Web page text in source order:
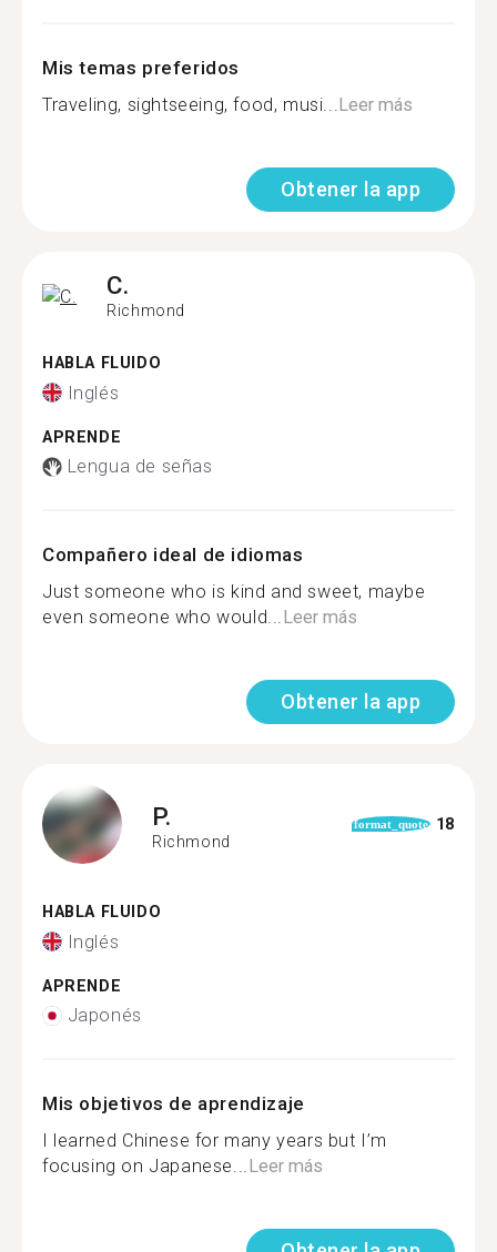
Mis temas preferidos
Traveling, sightseeing, food, musi...Leer más
Obtener la app
C.
Richmond
HABLA FLUIDO
Inglés
APRENDE
Lengua de señas
Compañero ideal de idiomas
Just someone who is kind and sweet, maybe
even someone who would...Leer más
Obtener la app
P.
Richmond
format_quote 18
HABLA FLUIDO
Inglés
APRENDE
Japonés
Mis objetivos de aprendizaje
I learned Chinese for many years but I’m
focusing on Japanese...Leer más